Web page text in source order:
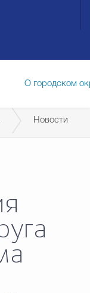
О городском
граждан
Новости